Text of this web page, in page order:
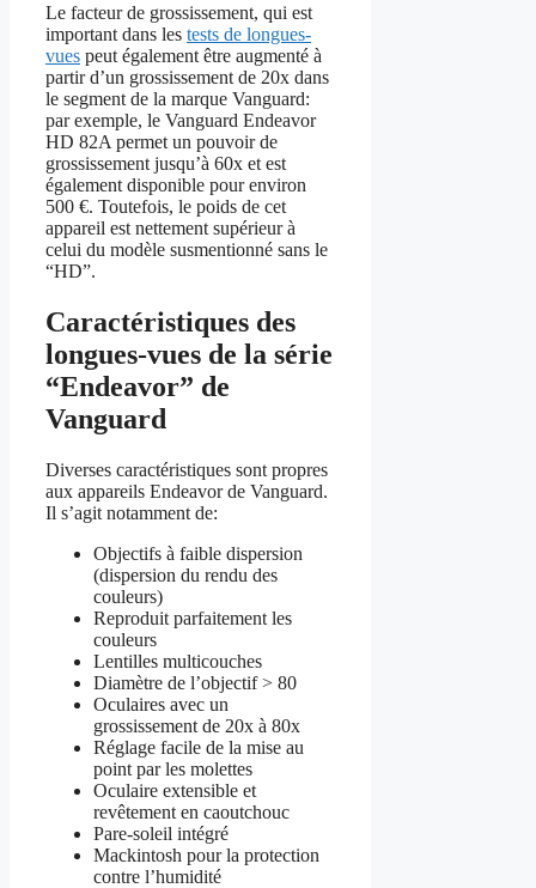
Le facteur de grossissement, qui est
important dans les tests de longues-
vues peut également être augmenté à
partir d’un grossissement de 20x dans
le segment de la marque Vanguard:
par exemple, le Vanguard Endeavor
HD 82A permet un pouvoir de
grossissement jusqu’à 60x et est
également disponible pour environ
500 €. Toutefois, le poids de cet
appareil est nettement supérieur à
celui du modèle susmentionné sans le
“HD”.
Caractéristiques des
longues-vues de la série
“Endeavor” de
Vanguard
Diverses caractéristiques sont propres
aux appareils Endeavor de Vanguard.
Il s’agit notamment de:
Objectifs à faible dispersion
(dispersion du rendu des
couleurs)
Reproduit parfaitement les
couleurs
Lentilles multicouches
Diamètre de l’objectif > 80
Oculaires avec un
grossissement de 20x à 80x
Réglage facile de la mise au
point par les molettes
Oculaire extensible et
revêtement en caoutchouc
Pare-soleil intégré
Mackintosh pour la protection
contre l’humidité